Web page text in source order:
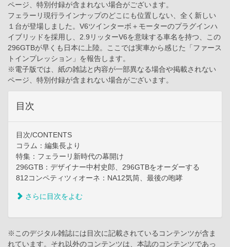
ページ、特別付録が含まれない場合がございます。
フェラーリ現行ラインナップのどこにも位置しない、全く新しい
１台が登場しました。V6ツインターボ＋モーターのプラグインハ
イブリッドを採用し、2.9リッターV6を意味する車名を持つ、この
296GTBが早くも日本に上陸。ここでは実車から感じた「ファース
トインプレッション」を報告します。
※電子版では、紙の雑誌と内容が一部異なる場合や掲載されない
ページ、特別付録が含まれない場合がございます。
目次
目次/CONTENTS
コラム：編集長より
特集：フェラーリ新時代の幕開け
296GTB：デザイナー中村史郎、296GTBをオーダーする
812コンペティツィオーネ：NA12気筒、最後の咆哮
さらに目次をよむ
※このデジタル雑誌には目次に記載されているコンテンツが含ま
れています。それ以外のコンテンツは、本誌のコンテンツであっ